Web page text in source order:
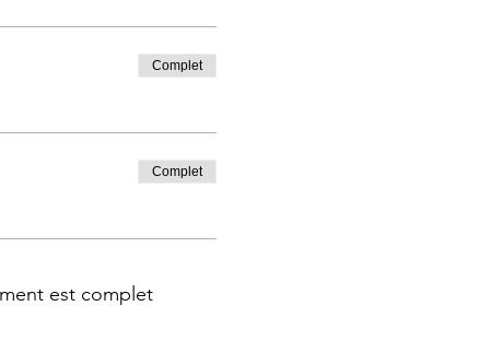
Complet
Complet
est complet